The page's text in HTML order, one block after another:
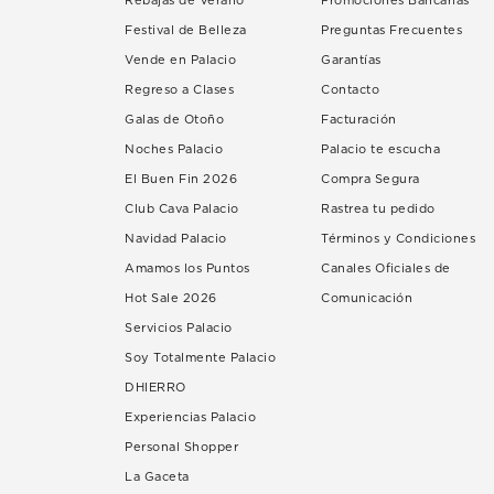
Festival de Belleza
Vende en Palacio
Regreso a Clases
Galas de Otoño
Noches Palacio
El Buen Fin 2026
Club Cava Palacio
Navidad Palacio
Amamos los Puntos
Hot Sale 2026
Servicios Palacio
Soy Totalmente Palacio
DHIERRO
Experiencias Palacio
Personal Shopper
La Gaceta
Preguntas Frecuentes
Garantías
Contacto
Facturación
Palacio te escucha
Compra Segura
Rastrea tu pedido
Términos y Condiciones
Canales Oficiales de
Comunicación